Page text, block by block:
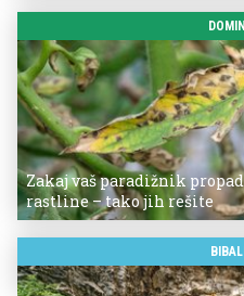
Zakaj vaš paradižnik
rastline – tako jih rešite